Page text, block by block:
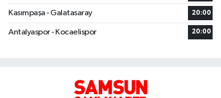
Kasımpaşa - Galatasaray 20:00
Antalyaspor - Kocaelispor 20:00